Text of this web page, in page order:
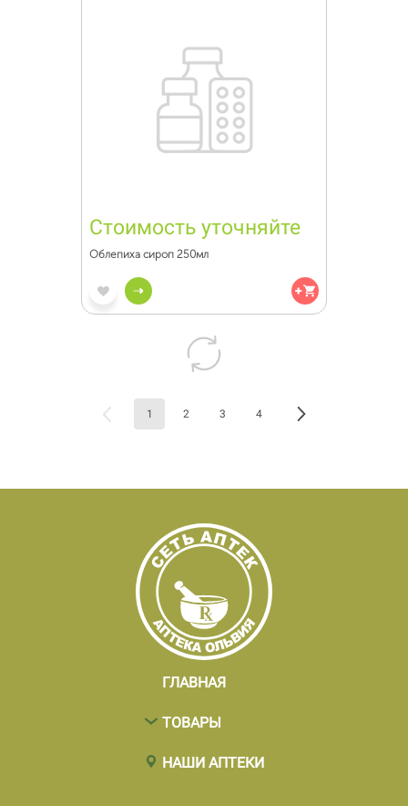
Стоимость уточняйте
Облепиха сироп 250мл
1 2 3 4
ГЛАВНАЯ
ТОВАРЫ
НАШИ АПТЕКИ